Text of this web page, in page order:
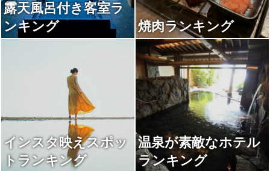
露天風呂付き客室ラ
ンキング
焼肉ランキング
インスタ映えスポッ
トランキング
温泉が素敵なホテル
ランキング